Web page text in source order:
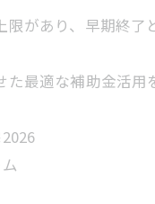
があり、早期終了
た最適な補助金活用